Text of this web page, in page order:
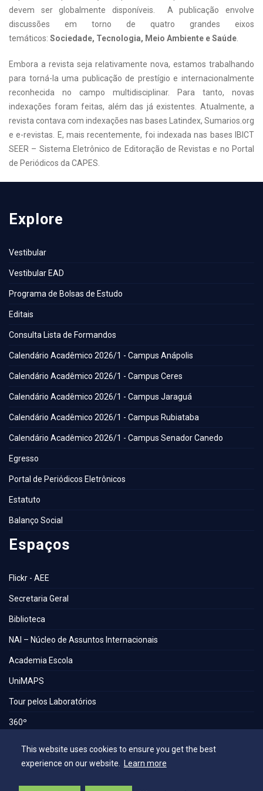
This website uses cookies to ensure you get the best
experience on our website. Learn more
devem ser globalmente disponíveis. A publicação envolve
discussões em torno de quatro grandes eixos
temáticos: Sociedade, Tecnologia, Meio Ambiente e Saúde
Embora a revista seja relativamente nova, estamos trabalhando
para torná-la uma publicação de prestígio e internacionalmente
reconhecida no campo multidisciplinar. Para tanto, novas
indexações foram feitas, além das já existentes. Atualmente, a
revista contava com indexações nas bases Latindex, Sumarios.org
e e-revistas. E, mais recentemente, foi indexada nas bases IBICT
SEER – Sistema Eletrônico de Editoração de Revistas e no Portal
de Periódicos da CAPES.
Explore
Vestibular
Vestibular EAD
Programa de Bolsas de Estudo
Editais
Consulta Lista de Formandos
Calendário Acadêmico 2026/1 - Campus Anápolis
Calendário Acadêmico 2026/1 - Campus Ceres
Calendário Acadêmico 2026/1 - Campus Jaraguá
Calendário Acadêmico 2026/1 - Campus Rubiataba
Calendário Acadêmico 2026/1 - Campus Senador Canedo
Egresso
Portal de Periódicos Eletrônicos
Estatuto
Balanço Social
Espaços
Flickr - AEE
Secretaria Geral
Biblioteca
NAI – Núcleo de Assuntos Internacionais
Academia Escola
UniMAPS
Tour pelos Laboratórios
360º
Núcleo de Acessibilidade e Inclusão
Comissão Técnica de Seleção